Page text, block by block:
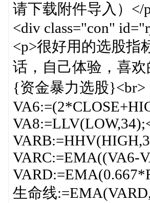
请下载附件导入）</
<div class="con"
<p>很好用的选股指
话，自己体验，喜
{资金暴力选股}<br>
VARC:=EMA((VA6-
生命线